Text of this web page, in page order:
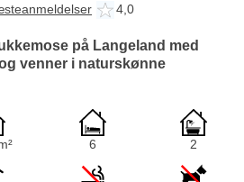
4,0
på Langeland med
venner i naturskønne
6 2